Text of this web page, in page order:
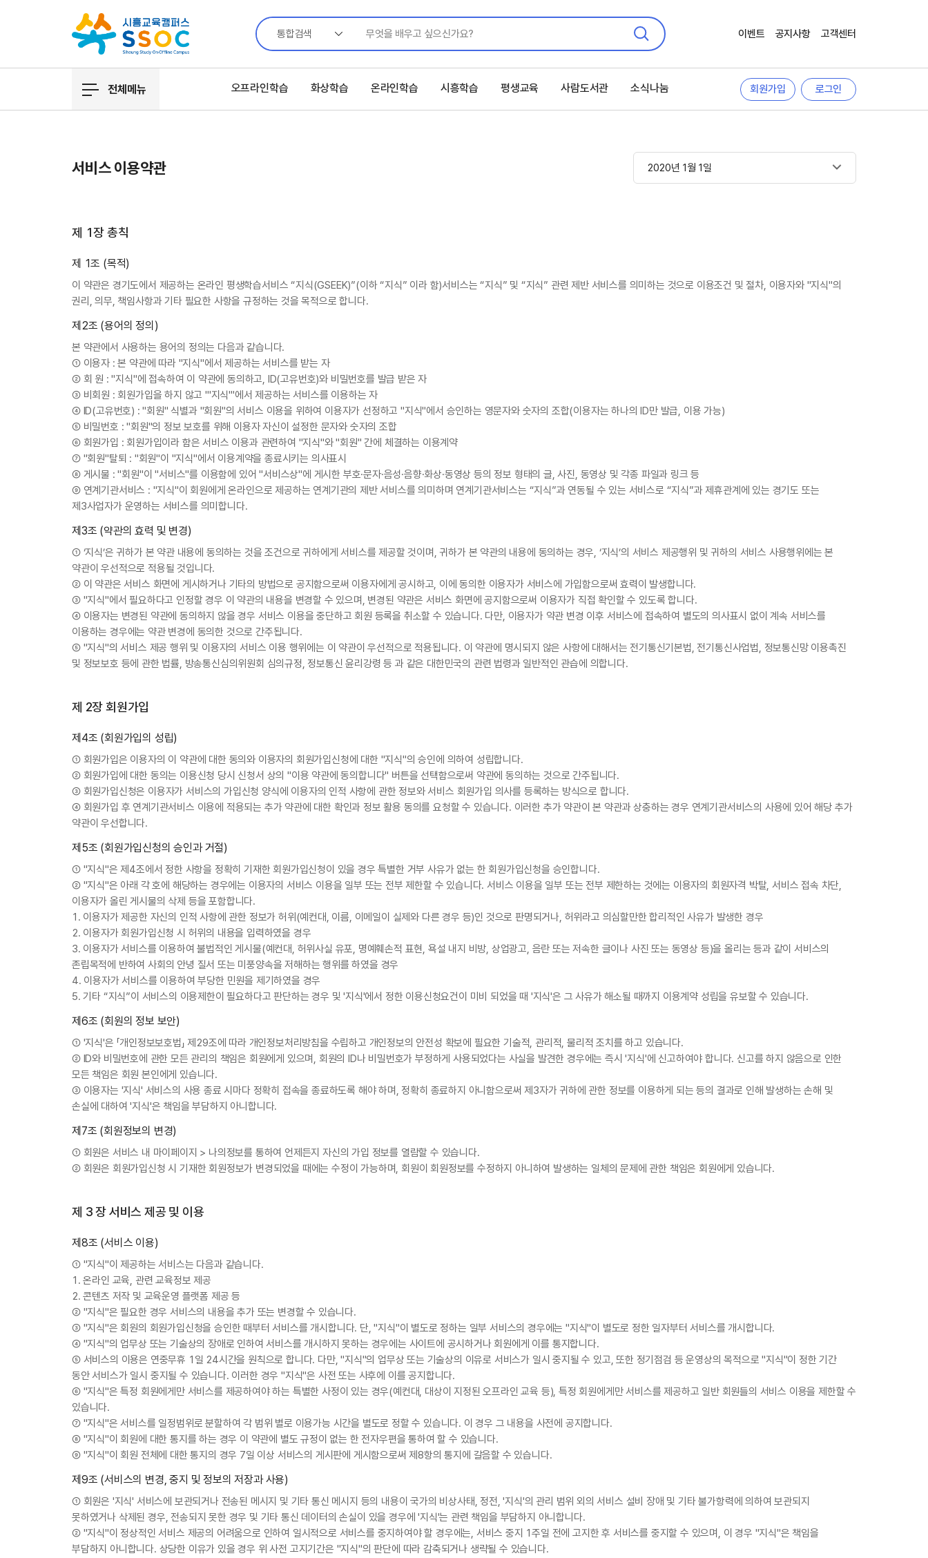
통합검색 검색 이벤트 공지사항 고객센터
전체메뉴 오프라인학습 화상학습 온라인학습 시흥학습 평생교육 사람도서관 소식나눔 회원가입 로그인
서비스 이용약관 2020년 1월 1일
제 1장 총칙
제 1조 (목적)
이 약관은 경기도에서 제공하는 온라인 평생학습서비스 “지식(GSEEK)”(이하 “지식” 이라 함)서비스는 “지식” 및 “지식” 관련 제반 서비스를 의미하는 것으로 이용조건 및 절차, 이용자와 "지식"의
권리, 의무, 책임사항과 기타 필요한 사항을 규정하는 것을 목적으로 합니다.
제2조 (용어의 정의)
본 약관에서 사용하는 용어의 정의는 다음과 같습니다.
① 이용자 : 본 약관에 따라 "지식"에서 제공하는 서비스를 받는 자
② 회 원 : "지식"에 접속하여 이 약관에 동의하고, ID(고유번호)와 비밀번호를 발급 받은 자
③ 비회원 : 회원가입을 하지 않고 "'지식'"에서 제공하는 서비스를 이용하는 자
④ ID(고유번호) : "회원" 식별과 "회원"의 서비스 이용을 위하여 이용자가 선정하고 "지식"에서 승인하는 영문자와 숫자의 조합(이용자는 하나의 ID만 발급, 이용 가능)
⑤ 비밀번호 : "회원"의 정보 보호를 위해 이용자 자신이 설정한 문자와 숫자의 조합
⑥ 회원가입 : 회원가입이라 함은 서비스 이용과 관련하여 "지식"와 "회원" 간에 체결하는 이용계약
⑦ "회원"탈퇴 : "회원"이 "지식"에서 이용계약을 종료시키는 의사표시
⑧ 게시물 : "회원"이 "서비스"를 이용함에 있어 "서비스상"에 게시한 부호·문자·음성·음향·화상·동영상 등의 정보 형태의 글, 사진, 동영상 및 각종 파일과 링크 등
⑨ 연계기관서비스 : "지식"이 회원에게 온라인으로 제공하는 연계기관의 제반 서비스를 의미하며 연계기관서비스는 “지식”과 연동될 수 있는 서비스로 “지식”과 제휴관계에 있는 경기도 또는
제3사업자가 운영하는 서비스를 의미합니다.
제3조 (약관의 효력 및 변경)
① ‘지식’은 귀하가 본 약관 내용에 동의하는 것을 조건으로 귀하에게 서비스를 제공할 것이며, 귀하가 본 약관의 내용에 동의하는 경우, ‘지식’의 서비스 제공행위 및 귀하의 서비스 사용행위에는 본
약관이 우선적으로 적용될 것입니다.
② 이 약관은 서비스 화면에 게시하거나 기타의 방법으로 공지함으로써 이용자에게 공시하고, 이에 동의한 이용자가 서비스에 가입함으로써 효력이 발생합니다.
③ "지식"에서 필요하다고 인정할 경우 이 약관의 내용을 변경할 수 있으며, 변경된 약관은 서비스 화면에 공지함으로써 이용자가 직접 확인할 수 있도록 합니다.
④ 이용자는 변경된 약관에 동의하지 않을 경우 서비스 이용을 중단하고 회원 등록을 취소할 수 있습니다. 다만, 이용자가 약관 변경 이후 서비스에 접속하여 별도의 의사표시 없이 계속 서비스를
이용하는 경우에는 약관 변경에 동의한 것으로 간주됩니다.
⑤ "지식"의 서비스 제공 행위 및 이용자의 서비스 이용 행위에는 이 약관이 우선적으로 적용됩니다. 이 약관에 명시되지 않은 사항에 대해서는 전기통신기본법, 전기통신사업법, 정보통신망 이용촉진
및 정보보호 등에 관한 법률, 방송통신심의위원회 심의규정, 정보통신 윤리강령 등 과 같은 대한민국의 관련 법령과 일반적인 관습에 의합니다.
제 2장 회원가입
제4조 (회원가입의 성립)
① 회원가입은 이용자의 이 약관에 대한 동의와 이용자의 회원가입신청에 대한 "지식"의 승인에 의하여 성립합니다.
② 회원가입에 대한 동의는 이용신청 당시 신청서 상의 "이용 약관에 동의합니다" 버튼을 선택함으로써 약관에 동의하는 것으로 간주됩니다.
③ 회원가입신청은 이용자가 서비스의 가입신청 양식에 이용자의 인적 사항에 관한 정보와 서비스 회원가입 의사를 등록하는 방식으로 합니다.
④ 회원가입 후 연계기관서비스 이용에 적용되는 추가 약관에 대한 확인과 정보 활용 동의를 요청할 수 있습니다. 이러한 추가 약관이 본 약관과 상충하는 경우 연계기관서비스의 사용에 있어 해당 추가
약관이 우선합니다.
제5조 (회원가입신청의 승인과 거절)
① "지식"은 제4조에서 정한 사항을 정확히 기재한 회원가입신청이 있을 경우 특별한 거부 사유가 없는 한 회원가입신청을 승인합니다.
② "지식"은 아래 각 호에 해당하는 경우에는 이용자의 서비스 이용을 일부 또는 전부 제한할 수 있습니다. 서비스 이용을 일부 또는 전부 제한하는 것에는 이용자의 회원자격 박탈, 서비스 접속 차단,
이용자가 올린 게시물의 삭제 등을 포함합니다.
1. 이용자가 제공한 자신의 인적 사항에 관한 정보가 허위(예컨대, 이름, 이메일이 실제와 다른 경우 등)인 것으로 판명되거나, 허위라고 의심할만한 합리적인 사유가 발생한 경우
2. 이용자가 회원가입신청 시 허위의 내용을 입력하였을 경우
3. 이용자가 서비스를 이용하여 불법적인 게시물(예컨대, 허위사실 유포, 명예훼손적 표현, 욕설 내지 비방, 상업광고, 음란 또는 저속한 글이나 사진 또는 동영상 등)을 올리는 등과 같이 서비스의
존립목적에 반하여 사회의 안녕 질서 또는 미풍양속을 저해하는 행위를 하였을 경우
4. 이용자가 서비스를 이용하여 부당한 민원을 제기하였을 경우
5. 기타 “지식”이 서비스의 이용제한이 필요하다고 판단하는 경우 및 '지식'에서 정한 이용신청요건이 미비 되었을 때 '지식'은 그 사유가 해소될 때까지 이용계약 성립을 유보할 수 있습니다.
제6조 (회원의 정보 보안)
① '지식'은 「개인정보보호법」 제29조에 따라 개인정보처리방침을 수립하고 개인정보의 안전성 확보에 필요한 기술적, 관리적, 물리적 조치를 하고 있습니다.
② ID와 비밀번호에 관한 모든 관리의 책임은 회원에게 있으며, 회원의 ID나 비밀번호가 부정하게 사용되었다는 사실을 발견한 경우에는 즉시 '지식'에 신고하여야 합니다. 신고를 하지 않음으로 인한
모든 책임은 회원 본인에게 있습니다.
③ 이용자는 '지식' 서비스의 사용 종료 시마다 정확히 접속을 종료하도록 해야 하며, 정확히 종료하지 아니함으로써 제3자가 귀하에 관한 정보를 이용하게 되는 등의 결과로 인해 발생하는 손해 및
손실에 대하여 '지식'은 책임을 부담하지 아니합니다.
제7조 (회원정보의 변경)
① 회원은 서비스 내 마이페이지 > 나의정보를 통하여 언제든지 자신의 가입 정보를 열람할 수 있습니다.
② 회원은 회원가입신청 시 기재한 회원정보가 변경되었을 때에는 수정이 가능하며, 회원이 회원정보를 수정하지 아니하여 발생하는 일체의 문제에 관한 책임은 회원에게 있습니다.
제 3 장 서비스 제공 및 이용
제8조 (서비스 이용)
① "지식"이 제공하는 서비스는 다음과 같습니다.
1. 온라인 교육, 관련 교육정보 제공
2. 콘텐츠 저작 및 교육운영 플랫폼 제공 등
② "지식"은 필요한 경우 서비스의 내용을 추가 또는 변경할 수 있습니다.
③ "지식"은 회원의 회원가입신청을 승인한 때부터 서비스를 개시합니다. 단, "지식"이 별도로 정하는 일부 서비스의 경우에는 "지식"이 별도로 정한 일자부터 서비스를 개시합니다.
④ "지식"의 업무상 또는 기술상의 장애로 인하여 서비스를 개시하지 못하는 경우에는 사이트에 공시하거나 회원에게 이를 통지합니다.
⑤ 서비스의 이용은 연중무휴 1일 24시간을 원칙으로 합니다. 다만, "지식"의 업무상 또는 기술상의 이유로 서비스가 일시 중지될 수 있고, 또한 정기점검 등 운영상의 목적으로 "지식"이 정한 기간
동안 서비스가 일시 중지될 수 있습니다. 이러한 경우 "지식"은 사전 또는 사후에 이를 공지합니다.
⑥ "지식"은 특정 회원에게만 서비스를 제공하여야 하는 특별한 사정이 있는 경우(예컨대, 대상이 지정된 오프라인 교육 등), 특정 회원에게만 서비스를 제공하고 일반 회원들의 서비스 이용을 제한할 수
있습니다.
⑦ "지식"은 서비스를 일정범위로 분할하여 각 범위 별로 이용가능 시간을 별도로 정할 수 있습니다. 이 경우 그 내용을 사전에 공지합니다.
⑧ "지식"이 회원에 대한 통지를 하는 경우 이 약관에 별도 규정이 없는 한 전자우편을 통하여 할 수 있습니다.
⑨ "지식"이 회원 전체에 대한 통지의 경우 7일 이상 서비스의 게시판에 게시함으로써 제8항의 통지에 갈음할 수 있습니다.
제9조 (서비스의 변경, 중지 및 정보의 저장과 사용)
① 회원은 '지식' 서비스에 보관되거나 전송된 메시지 및 기타 통신 메시지 등의 내용이 국가의 비상사태, 정전, '지식'의 관리 범위 외의 서비스 설비 장애 및 기타 불가항력에 의하여 보관되지
못하였거나 삭제된 경우, 전송되지 못한 경우 및 기타 통신 데이터의 손실이 있을 경우에 '지식'는 관련 책임을 부담하지 아니합니다.
② "지식"이 정상적인 서비스 제공의 어려움으로 인하여 일시적으로 서비스를 중지하여야 할 경우에는, 서비스 중지 1주일 전에 고지한 후 서비스를 중지할 수 있으며, 이 경우 "지식"은 책임을
부담하지 아니합니다. 상당한 이유가 있을 경우 위 사전 고지기간은 "지식"의 판단에 따라 감축되거나 생략될 수 있습니다.